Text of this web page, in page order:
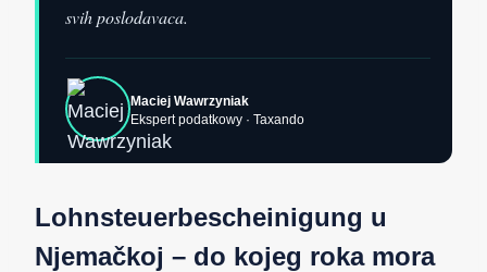
svih poslodavaca.
Maciej Wawrzyniak
Ekspert podatkowy · Taxando
Lohnsteuerbescheinigung u
Njemačkoj – do kojeg roka mora